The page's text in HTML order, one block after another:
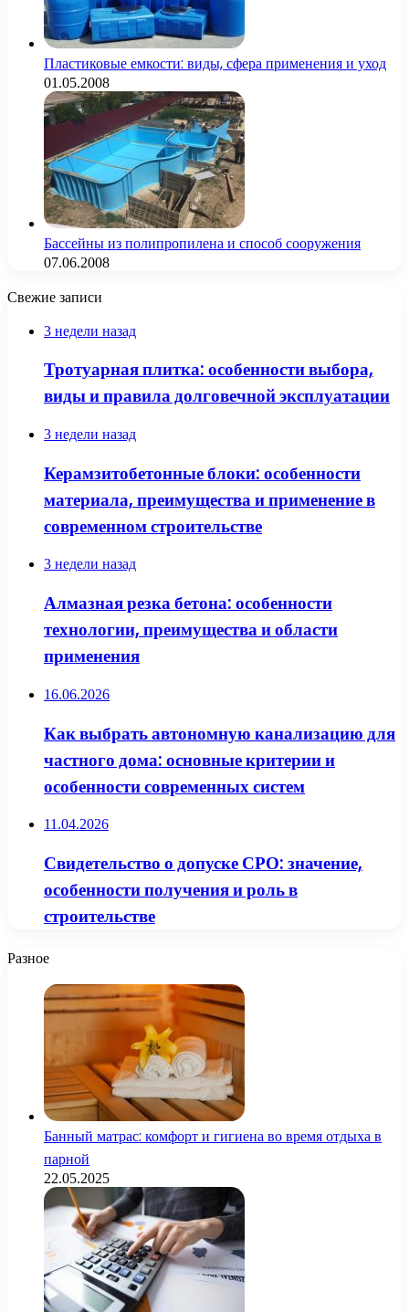
Пластиковые емкости: виды, сфера применения и уход
01.05.2008
Бассейны из полипропилена и способ сооружения
07.06.2008
Свежие записи
3 недели назад
Тротуарная плитка: особенности выбора,
виды и правила долговечной эксплуатации
3 недели назад
Керамзитобетонные блоки: особенности
материала, преимущества и применение в
современном строительстве
3 недели назад
Алмазная резка бетона: особенности
технологии, преимущества и области
применения
16.06.2026
Как выбрать автономную канализацию для
частного дома: основные критерии и
особенности современных систем
11.04.2026
Свидетельство о допуске СРО: значение,
особенности получения и роль в
строительстве
Разное
Банный матрас: комфорт и гигиена во время отдыха в
парной
22.05.2025